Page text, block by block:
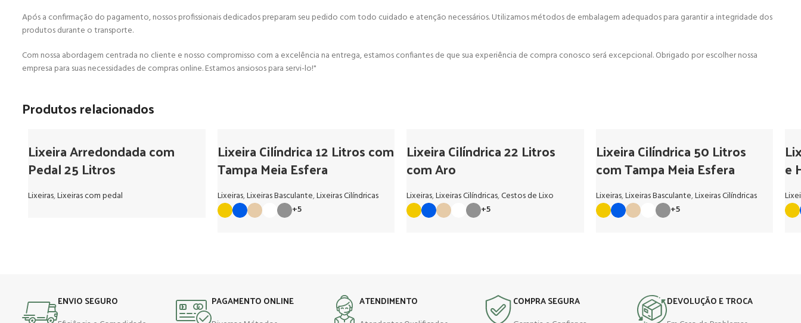
Após a confirmação do pagamento, nossos profissionais dedicados preparam seu pedido com todo cuidado e atenção necessários. Utilizamos métodos de embalagem adequados para garantir a integridade dos
produtos durante o transporte.
Com nossa abordagem centrada no cliente e nosso compromisso com a excelência na entrega, estamos confiantes de que sua experiência de compra conosco será excepcional. Obrigado por escolher nossa
empresa para suas necessidades de compras online. Estamos ansiosos para servi-lo!"
Produtos relacionados
Lixeira Arredondada com
Pedal 25 Litros
Lixeiras,Lixeiras com pedal
Lixeira Cilíndrica 12 Litros com
Tampa Meia Esfera
Lixeiras,Lixeiras Basculante,Lixeiras Cilíndricas
+5
Lixeira Cilíndrica 22 Litros
com Aro
Lixeiras,Lixeiras Cilíndricas,Cestos de Lixo
+5
Lixeira Cilíndrica 50 Litros
com Tampa Meia Esfera
Lixeiras,Lixeiras Basculante,Lixeiras Cilíndricas
+5
e
ENVIO SEGURO PAGAMENTO ONLINE ATENDIMENTO COMPRA SEGURA DEVOLUÇÃO E TROCA